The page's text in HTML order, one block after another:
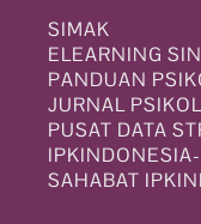
SIMAK
ELEARNING
PANDUAN
JURNAL
PUSAT DATA
SAHABAT